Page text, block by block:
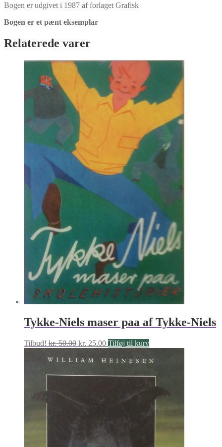
Bogen er udgivet i 1987 af forlaget Grafisk
Bogen er et pænt eksemplar
Relaterede varer
Tykke-Niels maser paa af Tykke-Niels
Tilbud! kr.50.00 Den
pris
kr. 50.00.
kr. 25.00Den
pris
kr. 25.00.
Tilføj til kurv